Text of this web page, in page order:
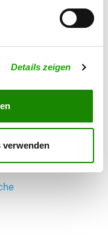
Details zeigen
verwenden